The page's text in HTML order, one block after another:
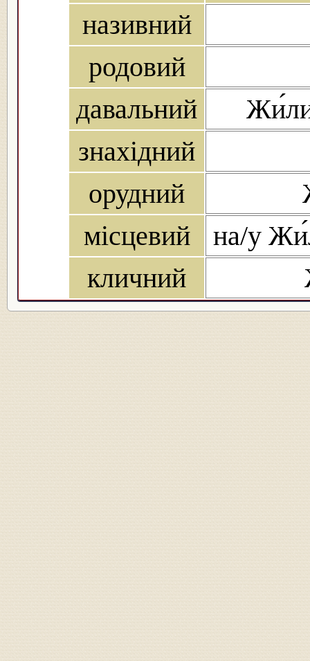
називний
родовий
давальний
знахідний
орудний
місцевий
на/у
кличний